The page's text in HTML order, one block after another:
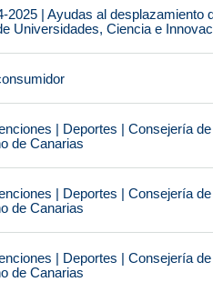
2025 | Ayudas al desplazamiento
Universidades, Ciencia e
| Deportes | Consejería
de Canarias
| Deportes | Consejería
de Canarias
| Deportes | Consejería
de Canarias